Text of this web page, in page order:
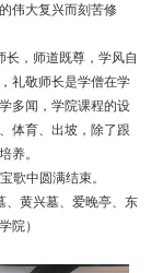
伟大复兴而刻苦修
，师道既尊，学风自
礼敬师长是学僧在学
多闻，学院课程的设
体育、出坡，除了跟
养。
歌中圆满结束。
、黄兴墓、爱晚亭、东
院）